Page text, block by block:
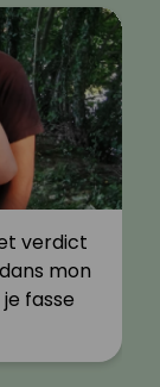
et verdict
mon
fasse